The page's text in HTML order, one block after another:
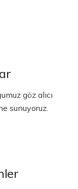
göz alıcı
sunuyoruz.